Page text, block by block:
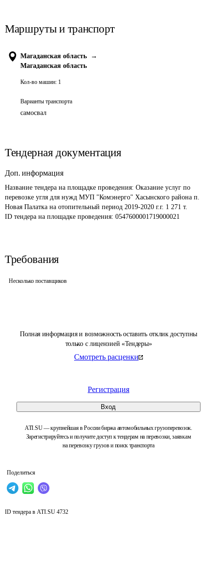
Полная информация и возможность оставить отклик доступны
только с лицензией «Тендеры»
Смотреть расценки
Регистрация
Вход
ATI.SU — крупнейшая в России биржа автомобильных грузоперевозок.
Зарегистрируйтесь и получите доступ к тендерам на перевозки, заявкам
на перевозку грузов и поиск транспорта
Поделиться
Маршруты и транспорт
Магаданская область
→
Магаданская область
Кол-во машин: 1
Варианты транспорта
самосвал
Тендерная документация
Доп. информация
Название тендера на площадке проведения: Оказание услуг по
перевозке угля для нужд МУП "Комэнерго" Хасынского района п.
Новая Палатка на отопительный период 2019-2020 г.г. 1 271 т.
ID тендера на площадке проведения: 0547600001719000021
Требования
Несколько поставщиков
ID тендера в ATI.SU 4732